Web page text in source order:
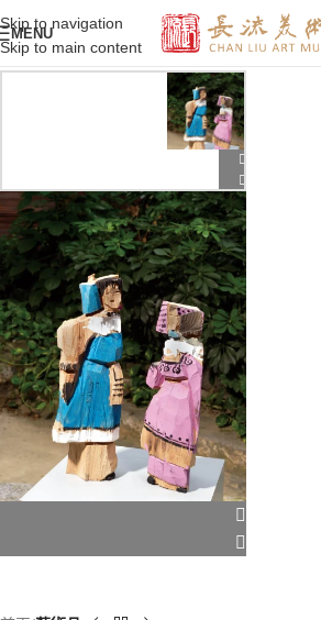
Skip to navigation
Skip to main content
MENU